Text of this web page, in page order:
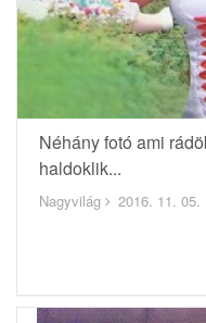
Néhány fotó ami
haldoklik...
Nagyvilág 2016. 11. 05.